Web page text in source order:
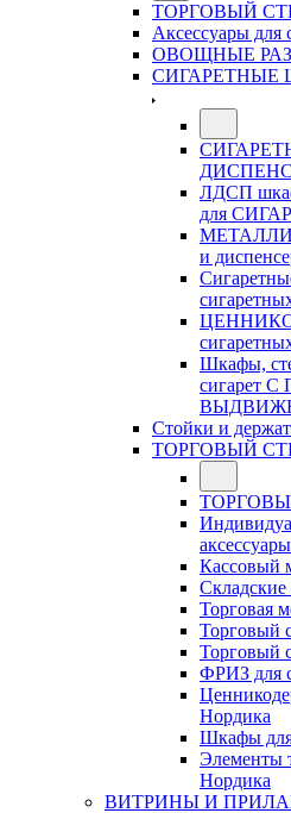
ТОРГОВЫЙ
Аксессуары для
ОВОЩНЫЕ
ЛДСП
для
и
Шкафы,
сигарет
Стойки и
ТОРГОВЫЙ
Кассовый
Торговая
Торговый
Торговый
ФРИЗ для
Нордика
Шкафы
Элементы
Нордика
ВИТРИНЫ И